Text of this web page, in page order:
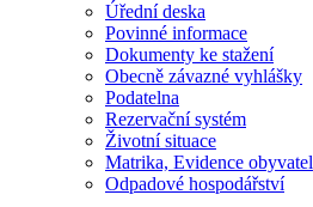
Úřední deska
Povinné informace
Dokumenty ke stažení
Obecně závazné vyhlášky
Podatelna
Rezervační systém
Životní situace
Matrika, Evidence obyvatel
Odpadové hospodářství